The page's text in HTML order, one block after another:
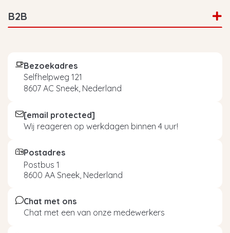
B2B
Bezoekadres
Selfhelpweg 121
8607 AC Sneek, Nederland
[email protected]
Wij reageren op werkdagen binnen 4 uur!
Postadres
Postbus 1
8600 AA Sneek, Nederland
Chat met ons
Chat met een van onze medewerkers